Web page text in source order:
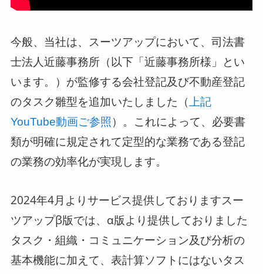
今般、当社は、スーツアップにおいて、司法書
士法人近藤事務所（以下「近藤事務所様」とい
います。）が監修する会社登記及び不動産登記
のタスク雛型を追加いたしました（上記
YouTube動画ご参照 ）。これによって、必要書
類が明確に規定されて定型的な業務である登記
の業務の効率化が実現します。
2024年4月よりサービス提供しておりますスー
ツアップβ版では、α版より提供しておりました
タスク・組織・コミュニケーション及び分析の
基本機能に加えて、表計算ソフトにはないタス